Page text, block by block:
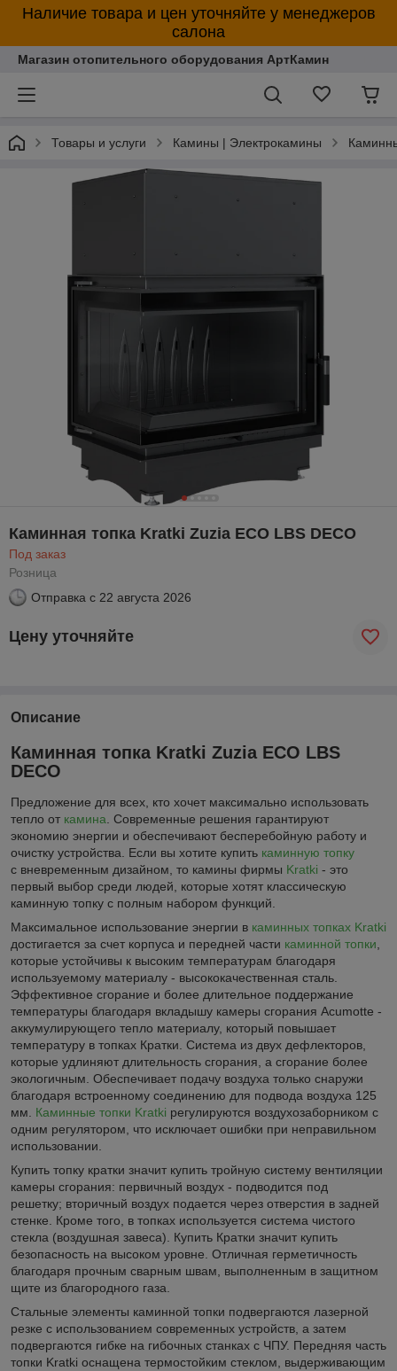
Наличие товара и цен уточняйте у менеджеров
салона
Магазин отопительного оборудования АртКамин
Товары и услуги Камины | Электрокамины
Каминная топка Kratki Zuzia ECO LBS DECO
Под заказ
Розница
Отправка с 22 августа 2026
Цену уточняйте
Описание
Каминная топка Kratki Zuzia ECO LBS
DECO
Предложение для всех, кто хочет максимально использовать
тепло от камина. Современные решения гарантируют
экономию энергии и обеспечивают бесперебойную работу и
очистку устройства. Если вы хотите купить каминную топку
с вневременным дизайном, то камины фирмы Kratki - это
первый выбор среди людей, которые хотят классическую
каминную топку с полным набором функций.
Максимальное использование энергии в каминных топках Kratki
достигается за счет корпуса и передней части каминной топки,
которые устойчивы к высоким температурам благодаря
используемому материалу - высококачественная сталь.
Эффективное сгорание и более длительное поддержание
температуры благодаря вкладышу камеры сгорания Acumotte -
аккумулирующего тепло материалу, который повышает
температуру в топках Кратки. Система из двух дефлекторов,
которые удлиняют длительность сгорания, а сгорание более
экологичным. Обеспечивает подачу воздуха только снаружи
благодаря встроенному соединению для подвода воздуха 125
мм. Каминные топки Kratki регулируются воздухозаборником с
одним регулятором, что исключает ошибки при неправильном
использовании.
Купить топку кратки значит купить тройную систему вентиляции
камеры сгорания: первичный воздух - подводится под
решетку; вторичный воздух подается через отверстия в задней
стенке. Кроме того, в топках используется система чистого
стекла (воздушная завеса). Купить Кратки значит купить
безопасность на высоком уровне. Отличная герметичность
благодаря прочным сварным швам, выполненным в защитном
щите из благородного газа.
Стальные элементы каминной топки подвергаются лазерной
резке с использованием современных устройств, а затем
подвергаются гибке на гибочных станках с ЧПУ. Передняя часть
топки Kratki оснащена термостойким стеклом, выдерживающим